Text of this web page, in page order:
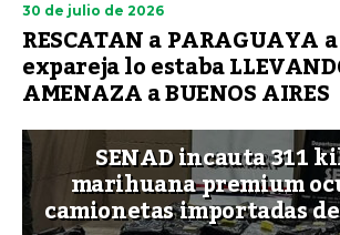
30 de julio de 2026
RESCATAN a PARAGUAYA
expareja lo estaba
AMENAZA a BUENOS AIRES
SENAD incauta 311
marihuana premium
camionetas importadas